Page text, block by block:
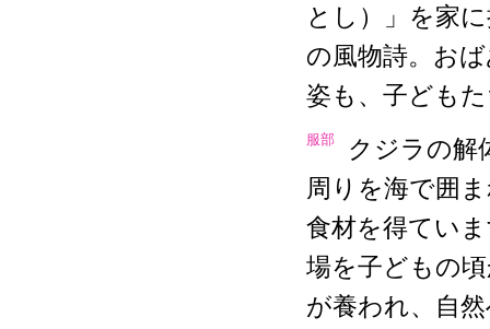
とし）」を家
の風物詩。お
姿も、子ども
服部
クジラの
周りを海で囲
食材を得てい
場を子どもの
が養われ、自